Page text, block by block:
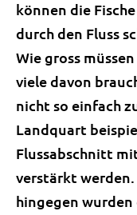
können die
durch den Fluss
Wie gross
viele davon
nicht so einfach
Landquart
Flussabschnitt
verstärkt werden.
hingegen wurden